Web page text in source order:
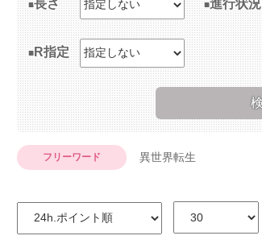
長さ 進行状況
R指定
フリーワード 異世界転生